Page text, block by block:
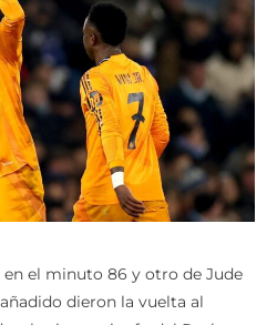
el minuto 86 y otro de Jude
dieron la vuelta al